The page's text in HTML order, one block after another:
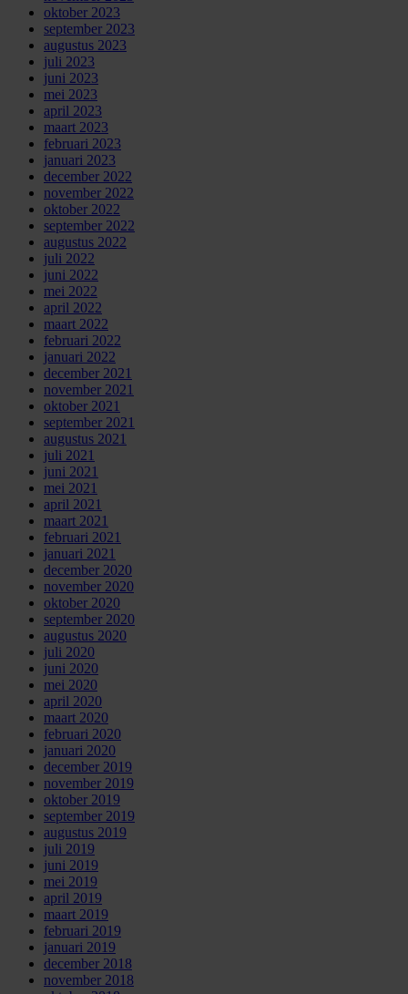
oktober 2023
september 2023
augustus 2023
juli 2023
juni 2023
mei 2023
april 2023
maart 2023
februari 2023
januari 2023
december 2022
november 2022
oktober 2022
september 2022
augustus 2022
juli 2022
juni 2022
mei 2022
april 2022
maart 2022
februari 2022
januari 2022
december 2021
november 2021
oktober 2021
september 2021
augustus 2021
juli 2021
juni 2021
mei 2021
april 2021
maart 2021
februari 2021
januari 2021
december 2020
november 2020
oktober 2020
september 2020
augustus 2020
juli 2020
juni 2020
mei 2020
april 2020
maart 2020
februari 2020
januari 2020
december 2019
november 2019
oktober 2019
september 2019
augustus 2019
juli 2019
juni 2019
mei 2019
april 2019
maart 2019
februari 2019
januari 2019
december 2018
november 2018